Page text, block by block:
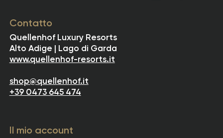
Contatto
Quellenhof Luxury Resorts
Alto Adige | Lago di Garda
www.quellenhof-resorts.it
shop@quellenhof.it
+39 0473 645 474
Il mio account